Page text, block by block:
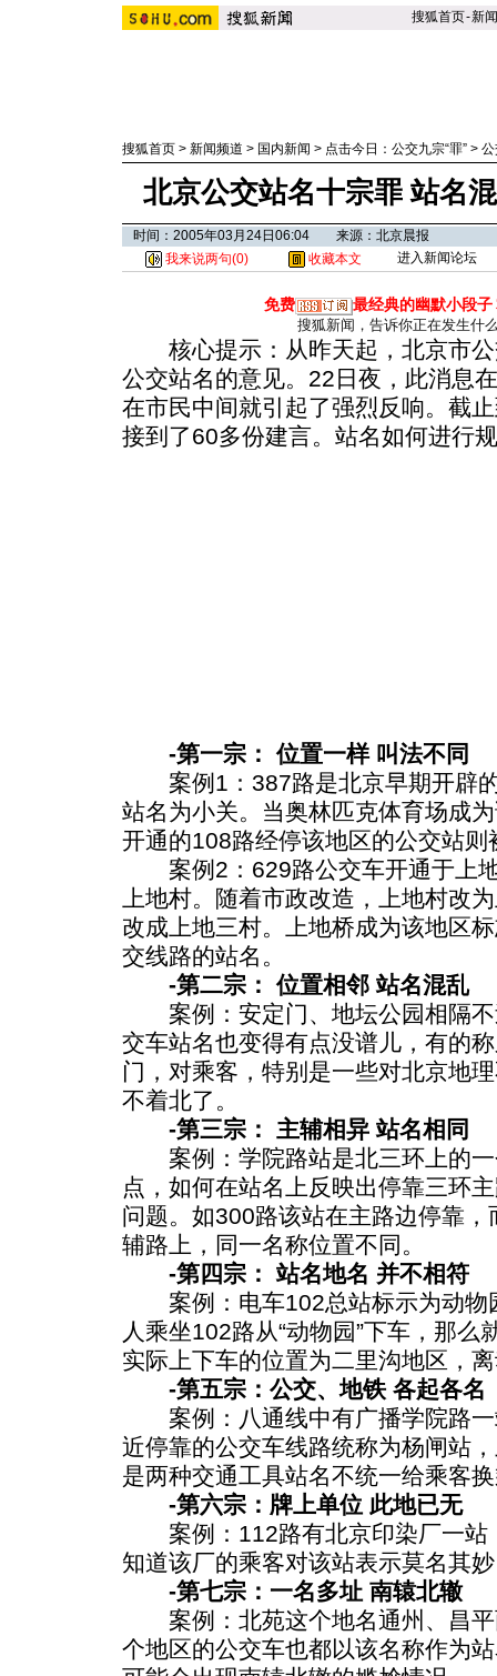
搜狐首页-新闻
搜狐首页 > 新闻频道 > 国内新闻 > 点击今日：公交九宗“罪” >
北京公交站名十宗罪 站名
时间：2005年03月24日06:04 来源：北京晨报
我来说两句(0) 收藏本文 进入新闻论坛
免费 最经典的幽默小段子
搜狐新闻，告诉你正在发生什
核心提示：从昨天起，北京市公
公交站名的意见。22日夜，此消息
在市民中间就引起了强烈反响。截
接到了60多份建言。站名如何进行
-第一宗： 位置一样 叫法不同
案例1：387路是北京早期开辟的
站名为小关。当奥林匹克体育场成
开通的108路经停该地区的公交站则
案例2：629路公交车开通于上地
上地村。随着市政改造，上地村改
改成上地三村。上地桥成为该地区
交线路的站名。
-第二宗： 位置相邻 站名混乱
案例：安定门、地坛公园相隔不
交车站名也变得有点没谱儿，有的
门，对乘客，特别是一些对北京地
不着北了。
-第三宗： 主辅相异 站名相同
案例：学院路站是北三环上的一
点，如何在站名上反映出停靠三环
问题。如300路该站在主路边停靠
辅路上，同一名称位置不同。
-第四宗： 站名地名 并不相符
案例：电车102总站标示为动物
人乘坐102路从“动物园”下车，那
实际上下车的位置为二里沟地区，
-第五宗：公交、地铁 各起各名
案例：八通线中有广播学院路一
近停靠的公交车线路统称为杨闸站
是两种交通工具站名不统一给乘客
-第六宗：牌上单位 此地已无
案例：112路有北京印染厂一站
知道该厂的乘客对该站表示莫名其
-第七宗：一名多址 南辕北辙
案例：北苑这个地名通州、昌平
个地区的公交车也都以该名称作为